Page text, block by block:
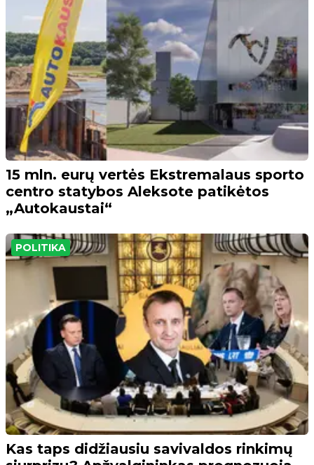
15 mln. eurų vertės Ekstremalaus sporto
centro statybos Aleksote patikėtos
„Autokaustai“
POLITIKA
Kas taps didžiausiu savivaldos rinkimų